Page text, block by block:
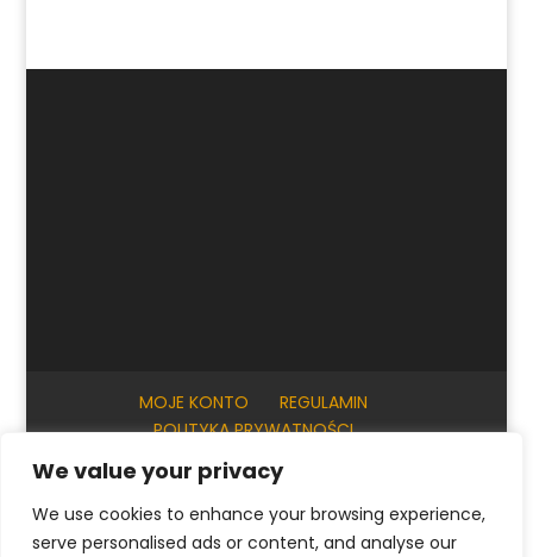
We value your privacy
We use cookies to enhance your browsing experience,
serve personalised ads or content, and analyse our
MOJE KONTO
REGULAMIN
POLITYKA PRYWATNOŚCI
INFORMACJE PRAKTYCZNE